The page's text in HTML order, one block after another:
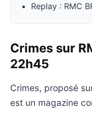
Replay : RMC
Crimes sur
22h45
Crimes, proposé
est un magazine